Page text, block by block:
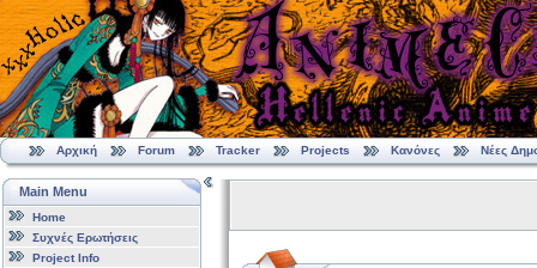
Αρχική Forum Tracker Projects Κανόνες Νέες
Main Menu
Home
Συχνές Ερωτήσεις
Project Info